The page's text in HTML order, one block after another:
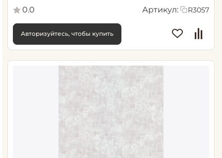
0.0
Артикул: R3057
Авторизуйтесь, чтобы купить